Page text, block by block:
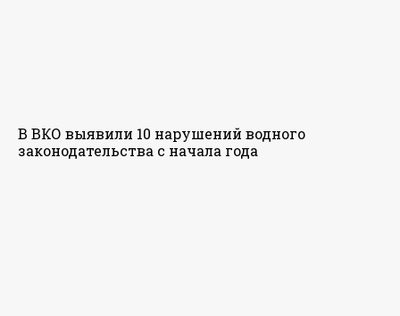
В ВКО выявили 10 нарушений водного
законодательства с начала года